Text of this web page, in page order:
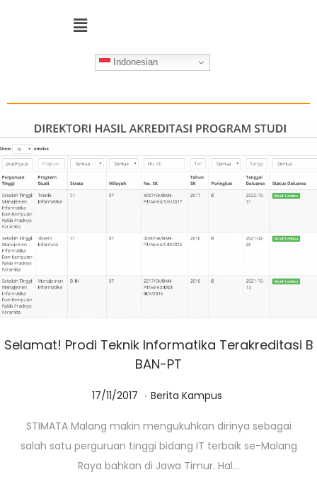
Indonesian
Selamat! Prodi Teknik Informatika Terakreditasi B
BAN-PT
Posted on
17/11/2017 0
/
0
3
. Posted in
Berita Kampus
STIMATA Malang makin mengukuhkan dirinya sebagai
salah satu perguruan tinggi bidang IT terbaik se-Malang
Raya bahkan di Jawa Timur. Hal…